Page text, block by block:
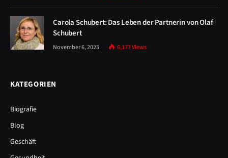
Carola Schubert: Das Leben der Partnerin von Olaf
Schubert
November 6, 2025 6,177Views
KATEGORIEN
Biografie
Blog
Geschäft